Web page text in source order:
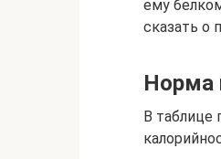
ему
сказать о
Норма
В таблице